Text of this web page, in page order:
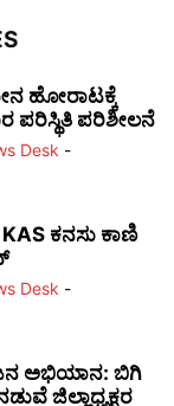
ಹೋರಾಟಕ್ಕೆ
ಪರಿಸ್ಥಿತಿ ಪರಿಶೀಲನೆ
Desk -
KAS ಕನಸು ಕಾಣಿ
Desk -
ಅಭಿಯಾನ: ಬಿಗಿ
ಜಿಲ್ಲಾಧ್ಯಕ್ಷರ